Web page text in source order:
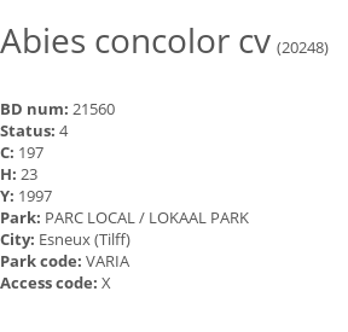
Abies concolor cv (20248)
BD num: 21560
Status: 4
C: 197
H: 23
Y: 1997
Park: PARC LOCAL / LOKAAL PARK
City: Esneux (Tilff)
Park code: VARIA
Access code: X